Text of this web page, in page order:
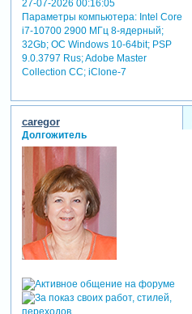
27-07-2026 00:16:05
Параметры компьютера:Intel Core
i7-10700 2900 МГц 8-ядерный;
32Gb; ОС Windows 10-64bit; PSP
9.0.3797 Rus; Adobe Master
Collection СС; iClone-7
caregor
Долгожитель